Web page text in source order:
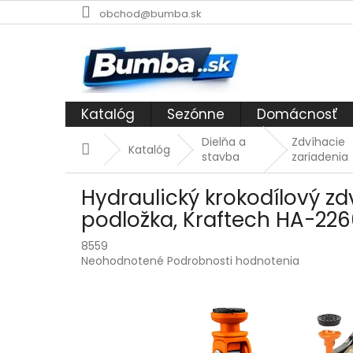
na
obchod@bumba.sk
Katalóg Sezónne Domácnosť
DomovKatalóg
Dielňa a
stavba
Zdvíhacie
zariadenia
Hydraulický krokodílový
podložka, Kraftech HA-
8559
Priemerné
Neohodnotené Podrobnosti hodnotenia